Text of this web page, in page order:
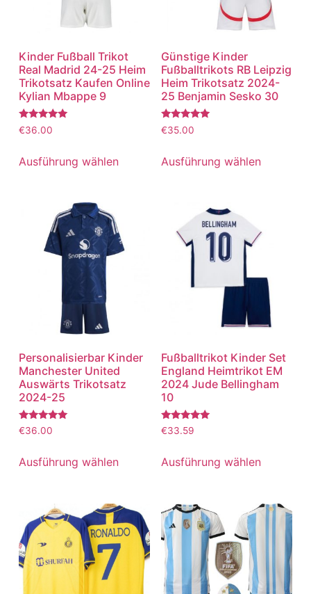
Kinder Fußball Trikot
Real Madrid 24-25 Heim
Trikotsatz Kaufen Online
Kylian Mbappe 9
Bewertet
mit
€36.00
Ausführung wählen
Günstige Kinder
Fußballtrikots RB Leipzig
Heim Trikotsatz 2024-
25 Benjamin Sesko 30
Bewertet
mit
€35.00
Ausführung wählen
Personalisierbar Kinder
Manchester United
Auswärts Trikotsatz
2024-25
Bewertet
mit
von 5
€36.00
Ausführung wählen
Fußballtrikot Kinder Set
England Heimtrikot EM
2024 Jude Bellingham
10
Bewertet
mit
von 5
€33.59
Ausführung wählen